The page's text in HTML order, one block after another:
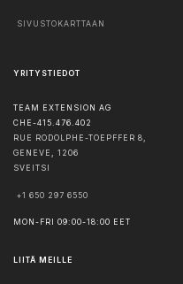
SIVUSTOKARTTAAN
YRITYSTIEDOT
TEAM EXTENSION AG
CHE-415.476.402
RUE RODOLPHE-TOEPFFER 8,
GENEVE , 1206
SVEITSI
+1 650 297 6550
MON-FRI 09:00-18:00 EET
LIITÄ MEILLE